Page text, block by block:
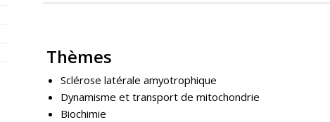
Thèmes
Sclérose latérale amyotrophique
Dynamisme et transport de mitochondrie
Biochimie